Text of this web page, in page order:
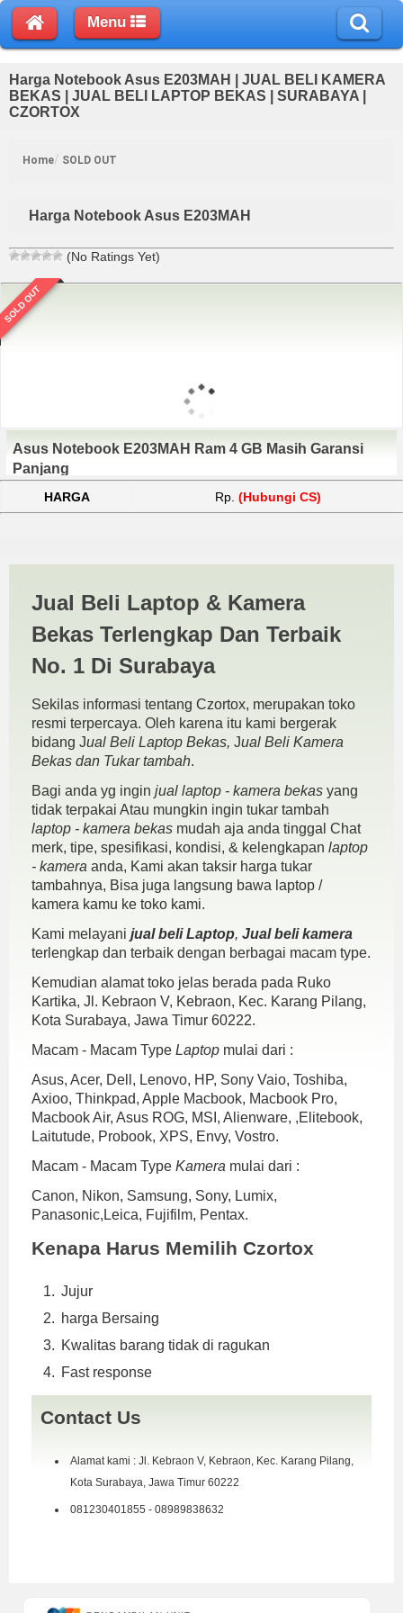
Menu
Harga Notebook Asus E203MAH | JUAL BELI KAMERA
BEKAS | JUAL BELI LAPTOP BEKAS | SURABAYA |
CZORTOX
Home SOLD OUT
Harga Notebook Asus E203MAH
(No Ratings Yet)
SOLD OUT
Asus Notebook E203MAH Ram 4 GB Masih Garansi
Panjang
HARGA Rp. (Hubungi CS)
E203MAH | JUAL BELI
KAMERA BEKAS | JUAL
BELI LAPTOP BEKAS |
SURABAYA
Jual Beli Laptop & Kamera
Bekas Terlengkap Dan Terbaik
No. 1 Di Surabaya
Sekilas informasi tentang Czortox, merupakan toko
resmi terpercaya. Oleh karena itu kami bergerak
bidang Jual Beli Laptop Bekas, Jual Beli Kamera
Bekas dan Tukar tambah.
Bagi anda yg ingin jual laptop - kamera bekas yang
tidak terpakai Atau mungkin ingin tukar tambah
laptop - kamera bekas mudah aja anda tinggal Chat
merk, tipe, spesifikasi, kondisi, & kelengkapan laptop
- kamera anda, Kami akan taksir harga tukar
tambahnya, Bisa juga langsung bawa laptop /
kamera kamu ke toko kami.
Kami melayani jual beli Laptop, Jual beli kamera
terlengkap dan terbaik dengan berbagai macam type.
Kemudian alamat toko jelas berada pada Ruko
Kartika, Jl. Kebraon V, Kebraon, Kec. Karang Pilang,
Kota Surabaya, Jawa Timur 60222.
Macam - Macam Type Laptop mulai dari :
Asus, Acer, Dell, Lenovo, HP, Sony Vaio, Toshiba,
Axioo, Thinkpad, Apple Macbook, Macbook Pro,
Macbook Air, Asus ROG, MSI, Alienware, ,Elitebook,
Laitutude, Probook, XPS, Envy, Vostro.
Macam - Macam Type Kamera mulai dari :
Canon, Nikon, Samsung, Sony, Lumix,
Panasonic,Leica, Fujifilm, Pentax.
Kenapa Harus Memilih Czortox
Jujur
harga Bersaing
Kwalitas barang tidak di ragukan
Fast response
Contact Us
Alamat kami : Jl. Kebraon V, Kebraon, Kec. Karang Pilang,
Kota Surabaya, Jawa Timur 60222
081230401855 - 08989838632